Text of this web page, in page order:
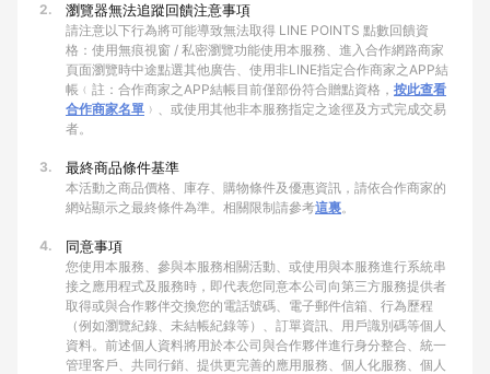
2. 瀏覽器無法追蹤回饋注意事項
請注意以下行為將可能導致無法取得 LINE POINTS 點數回饋資
格：使用無痕視窗 / 私密瀏覽功能使用本服務、進入合作網路商家
頁面瀏覽時中途點選其他廣告、使用非LINE指定合作商家之APP結
帳﹙註：合作商家之APP結帳目前僅部份符合贈點資格， 按此查看
合作商家名單 ﹚、或使用其他非本服務指定之途徑及方式完成交易
者。
3. 最終商品條件基準
本活動之商品價格、庫存、購物條件及優惠資訊，請依合作商家的
網站顯示之最終條件為準。相關限制請參考這裏。
4. 同意事項
您使用本服務、參與本服務相關活動、或使用與本服務進行系統串
接之應用程式及服務時，即代表您同意本公司向第三方服務提供者
取得或與合作夥伴交換您的電話號碼、電子郵件信箱、行為歷程
（例如瀏覽紀錄、未結帳紀錄等）、訂單資訊、用戶識別碼等個人
資料。前述個人資料將用於本公司與合作夥伴進行身分整合、統一
管理客戶、共同行銷、提供更完善的應用服務、個人化服務、個人